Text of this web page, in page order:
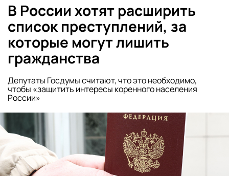
В России хотят расширить
список преступлений, за
которые могут лишить
гражданства
Депутаты Госдумы считают, что это необходимо,
чтобы «защитить интересы коренного населения
России»